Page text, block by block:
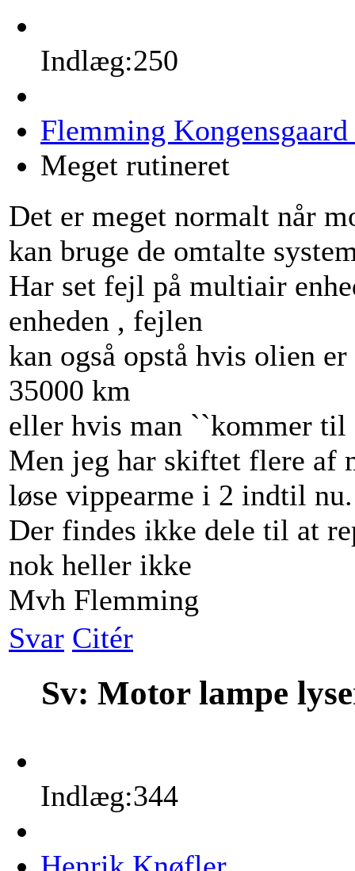
Indlæg:250
Flemming
Meget rutineret
Det er meget normalt når
kan bruge de omtalte
Har set fejl på multiair
enheden , fejlen
kan også opstå hvis olien
35000 km
eller hvis man ``kommer
Men jeg har skiftet flere af
løse vippearme i 2 indtil nu.
Der findes ikke dele til at
nok heller ikke
Mvh Flemming
Svar Citér
Sv: Motor lampe
Indlæg:344